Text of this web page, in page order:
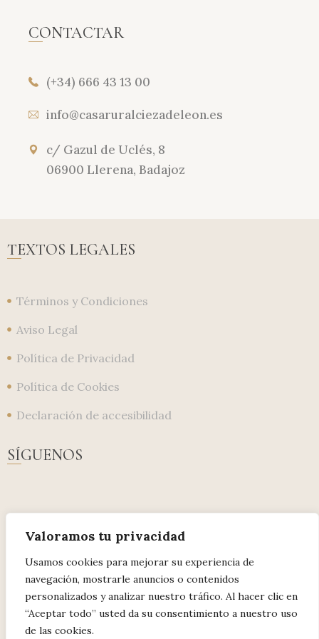
Valoramos tu privacidad
Usamos cookies para mejorar su experiencia de
navegación, mostrarle anuncios o contenidos
personalizados y analizar nuestro tráfico. Al hacer clic en
“Aceptar todo” usted da su consentimiento a nuestro uso
de las cookies.
CONTACTAR
(+34) 666 43 13 00
info@casaruralciezadeleon.es
c/ Gazul de Uclés, 8
06900 Llerena, Badajoz
TEXTOS LEGALES
Términos y Condiciones
Aviso Legal
Política de Privacidad
Política de Cookies
Declaración de accesibilidad
SÍGUENOS